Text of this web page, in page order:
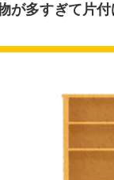
が多すぎて片